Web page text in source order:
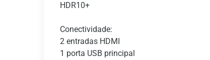
HDR10+
Conectividade:
2 entradas HDMI
1 porta USB principal